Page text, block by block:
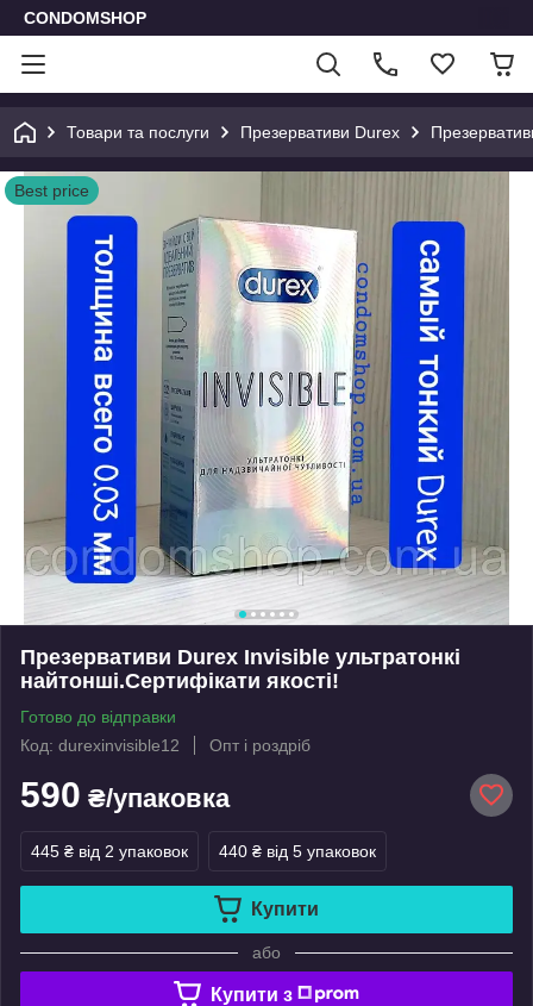
CONDOMSHOP
Товари та послуги Презервативи Durex
Best price
Презервативи Durex Invisible ультратонкі
найтонші.Сертифікати якості!
Готово до відправки
Код: durexinvisible12
Опт і роздріб
590 ₴/упаковка
445 ₴ від 2 упаковок 440 ₴ від 5 упаковок
Купити
або
Купити з